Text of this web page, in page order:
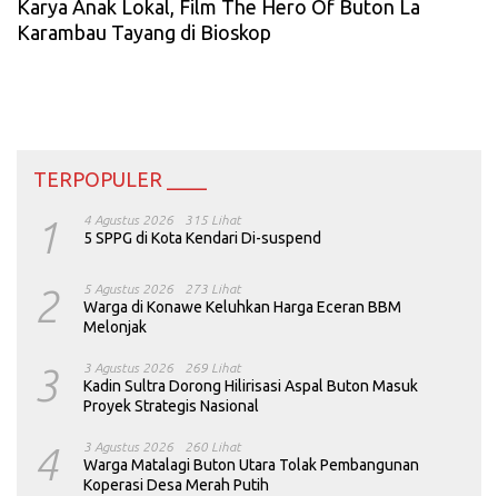
Karya Anak Lokal, Film The Hero Of Buton La
Karambau Tayang di Bioskop
TERPOPULER ____
1 4 Agustus 2026 315 Lihat
5 SPPG di Kota Kendari Di-suspend
2 5 Agustus 2026 273 Lihat
Warga di Konawe Keluhkan Harga Eceran BBM
Melonjak
3 3 Agustus 2026 269 Lihat
Kadin Sultra Dorong Hilirisasi Aspal Buton Masuk
Proyek Strategis Nasional
4 3 Agustus 2026 260 Lihat
Warga Matalagi Buton Utara Tolak Pembangunan
Koperasi Desa Merah Putih